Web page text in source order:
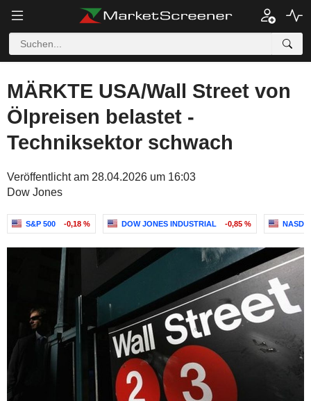
MÄRKTE USA/Wall Street von
Ölpreisen belastet -
Techniksektor schwach
Veröffentlicht am 28.04.2026 um 16:03
Dow Jones
S&P 500 -0,18 % DOW JONES INDUSTRIAL -0,85 %